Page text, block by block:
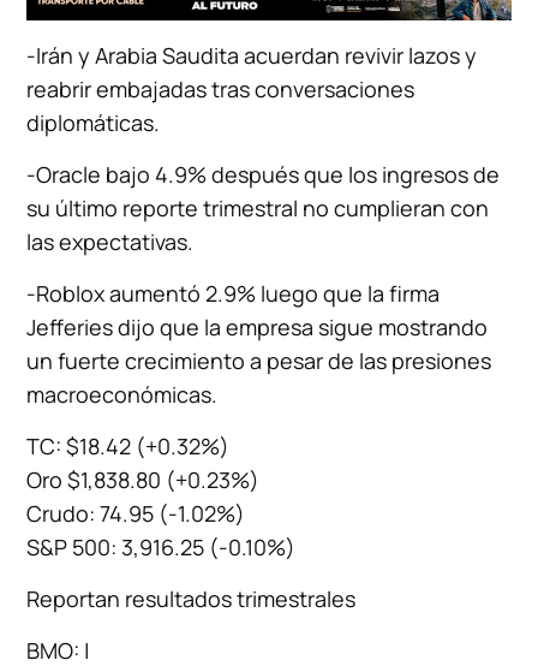
-Irán y Arabia Saudita acuerdan revivir lazos y
reabrir embajadas tras conversaciones
diplomáticas.
-Oracle bajo 4.9% después que los ingresos de
su último reporte trimestral no cumplieran con
las expectativas.
-Roblox aumentó 2.9% luego que la firma
Jefferies dijo que la empresa sigue mostrando
un fuerte crecimiento a pesar de las presiones
macroeconómicas.
TC: $18.42 (+0.32%)
Oro $1,838.80 (+0.23%)
Crudo: 74.95 (-1.02%)
S&P 500: 3,916.25 (-0.10%)
Reportan resultados trimestrales
BMO: |